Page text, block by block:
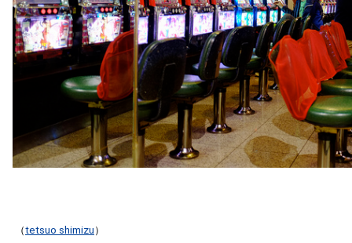
（tetsuo shimizu ）